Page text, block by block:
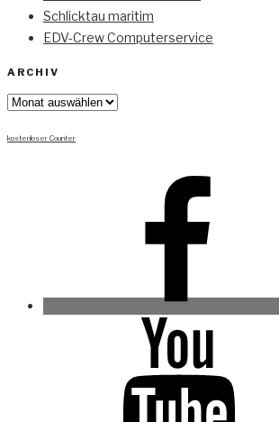
Schlicktau maritim
EDV-Crew Computerservice
ARCHIV
Archiv
kostenloser Counter